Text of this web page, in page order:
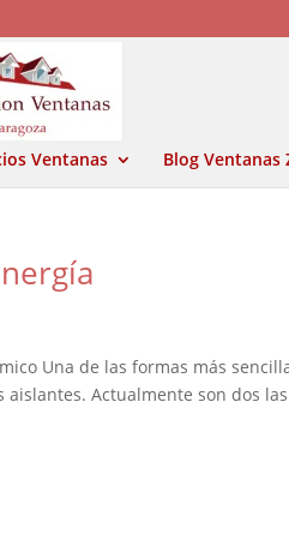
Ventanas Blog Ventanas
Una de las formas más
Actualmente son dos las